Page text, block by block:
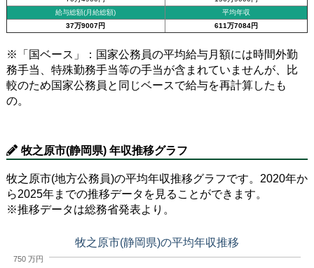
給与総額(月給総額)
平均年収
37万9007円
611万7084円
※「国ベース」：国家公務員の平均給与月額には時間外勤
務手当、特殊勤務手当等の手当が含まれていませんが、比
較のため国家公務員と同じベースで給与を再計算したも
の。
牧之原市(静岡県) 年収推移グラフ
牧之原市(地方公務員)の平均年収推移グラフです。2020年か
ら2025年までの推移データを見ることができます。
※推移データは総務省発表より。
牧之原市(静岡県)の平均年収推移
750 万円